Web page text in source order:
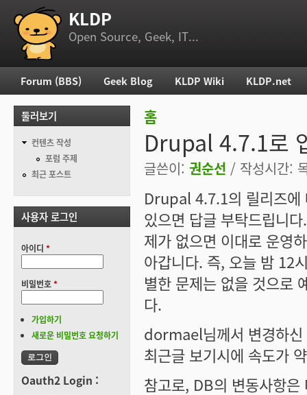
부 메뉴 KLDP
Open Source, Geek, IT...
현재 위치
홈
Drupal 4.7.1로
글쓴이: 권순선 / 작성시간:
Drupal 4.7.1의 릴리즈에
있으면 답글 부탁드립니
제가 없으면 이대로 운영
아갑니다. 즉, 오늘 밤 12
별한 문제는 없을 것으로
다.
dormael님께서 변경하
최근글 보기시에 속도가
참고로, DB의 변동사항은
주 메뉴
Forum (BBS) Geek Blog KLDP Wiki KLDP.net
둘러보기
컨텐츠 작성
포럼 주제
최근 포스트
사용자 로그인
아이디 *
비밀번호*
가입하기
새로운 비밀번호 요청하기
Oauth2 Login :